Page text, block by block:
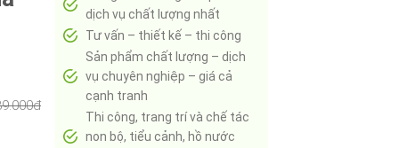
dịch vụ chất lượng nhất
Tư vấn – thiết kế – thi công
Sản phẩm chất lượng – dịch
vụ chuyên nghiệp – giá cả
cạnh tranh
Thi công, trang trí và chế tác
non bộ, tiểu cảnh, hồ nước